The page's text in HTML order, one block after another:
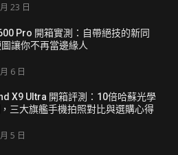
23 日
Pro 開箱實測：自帶絕技的新同
讓你不再當邊緣人
6 日
X9 Ultra 開箱評測：10倍哈蘇光學
三大旗艦手機拍照對比與選購心得
5 日